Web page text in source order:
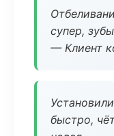
супер,
— Клиент
быстро,